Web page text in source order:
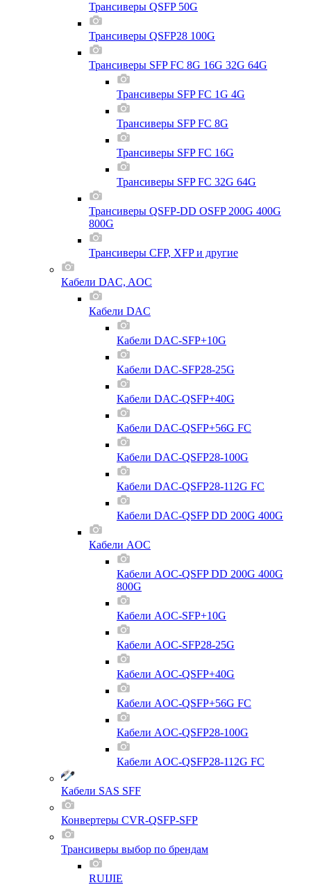
Трансиверы QSFP 50G
Трансиверы QSFP28 100G
Трансиверы SFP FC 8G 16G 32G 64G
Трансиверы SFP FC 1G 4G
Трансиверы SFP FC 8G
Трансиверы SFP FC 16G
Трансиверы SFP FC 32G 64G
Трансиверы QSFP-DD OSFP 200G 400G
800G
Трансиверы CFP, XFP и другие
Кабели DAC, AOC
Кабели DAC
Кабели DAC-SFP+10G
Кабели DAC-SFP28-25G
Кабели DAC-QSFP+40G
Кабели DAC-QSFP+56G FC
Кабели DAC-QSFP28-100G
Кабели DAC-QSFP28-112G FC
Кабели DAC-QSFP DD 200G 400G
Кабели AOC
Кабели AOC-QSFP DD 200G 400G
800G
Кабели AOC-SFP+10G
Кабели AOC-SFP28-25G
Кабели AOC-QSFP+40G
Кабели AOC-QSFP+56G FC
Кабели AOC-QSFP28-100G
Кабели AOC-QSFP28-112G FC
Кабели SAS SFF
Конвертеры CVR-QSFP-SFP
Трансиверы выбор по брендам
RUIJIE